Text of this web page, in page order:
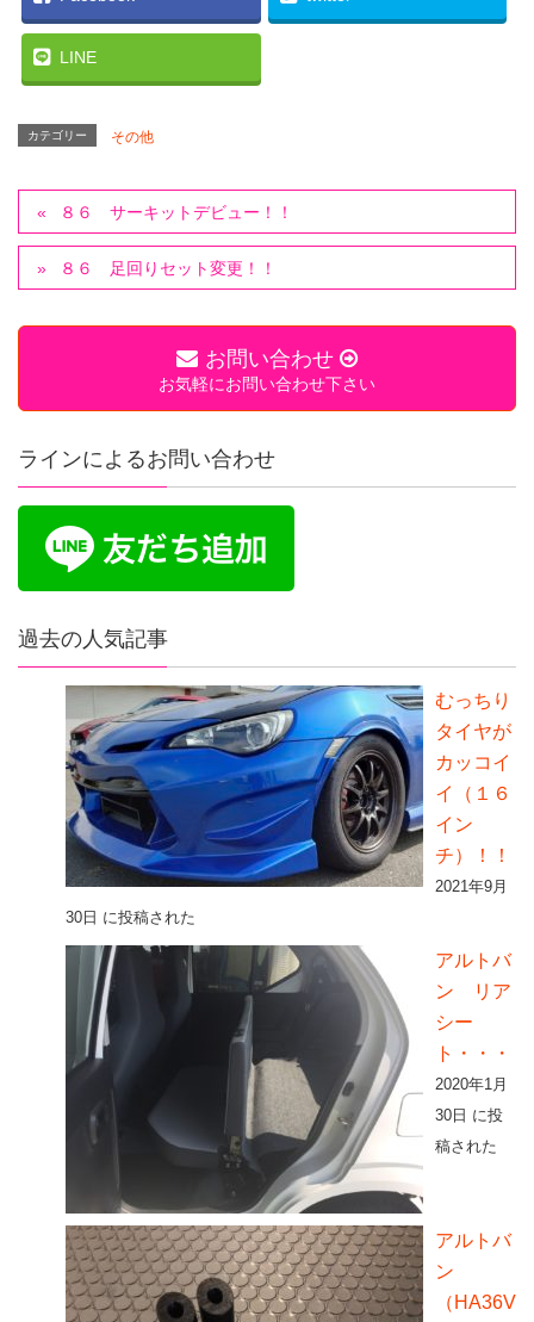
LINE
カテゴリー その他
８６ サーキットデビュー！！
８６ 足回りセット変更！！
お問い合わせ
お気軽にお問い合わせ下さい
ラインによるお問い合わせ
過去の人気記事
むっちり
タイヤが
カッコイ
イ（１６
イン
チ）！！
2021年9月
30日 に投稿された
アルトバ
ン リア
シー
ト・・・
2020年1月
30日 に投
稿された
アルトバ
ン
（HA36V